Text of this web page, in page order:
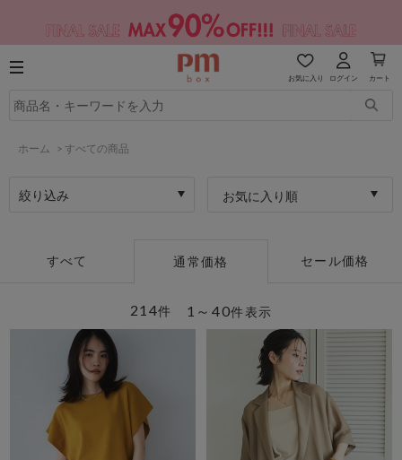
お気に入り ログイン カート
ホーム > すべての商品
絞り込み お気に入り順
すべて 通常価格 セール価格
1～40件表示
214件